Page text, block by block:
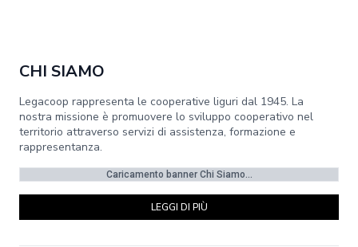
CHI SIAMO
Legacoop rappresenta le cooperative liguri dal 1945. La
nostra missione è promuovere lo sviluppo cooperativo nel
territorio attraverso servizi di assistenza, formazione e
rappresentanza.
Caricamento banner Chi Siamo...
LEGGI DI PIÙ